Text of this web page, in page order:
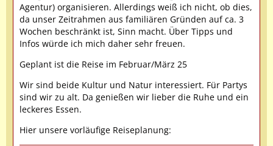
Agentur) organisieren. Allerdings weiß ich nicht, ob dies,
da unser Zeitrahmen aus familiären Gründen auf ca. 3
Wochen beschränkt ist, Sinn macht. Über Tipps und
Infos würde ich mich daher sehr freuen.
Geplant ist die Reise im Februar/März 25
Wir sind beide Kultur und Natur interessiert. Für Partys
sind wir zu alt. Da genießen wir lieber die Ruhe und ein
leckeres Essen.
Hier unsere vorläufige Reiseplanung: